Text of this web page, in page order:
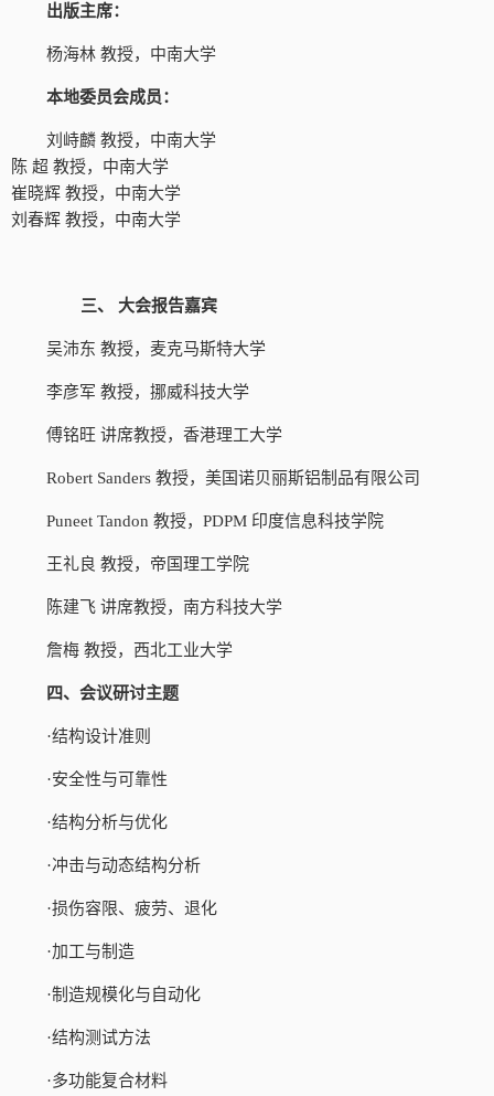
出版主席：
杨海林 教授，中南大学
本地委员会成员：
刘峙麟 教授，中南大学
陈 超 教授，中南大学
崔晓辉 教授，中南大学
刘春辉 教授，中南大学
三、 大会报告嘉宾
吴沛东 教授，麦克马斯特大学
李彦军 教授，挪威科技大学
傅铭旺 讲席教授，香港理工大学
Robert Sanders 教授，美国诺贝丽斯铝制品有限公司
Puneet Tandon 教授，PDPM 印度信息科技学院
王礼良 教授，帝国理工学院
陈建飞 讲席教授，南方科技大学
詹梅 教授，西北工业大学
四、会议研讨主题
·结构设计准则
·安全性与可靠性
·结构分析与优化
·冲击与动态结构分析
·损伤容限、疲劳、退化
·加工与制造
·制造规模化与自动化
·结构测试方法
·多功能复合材料